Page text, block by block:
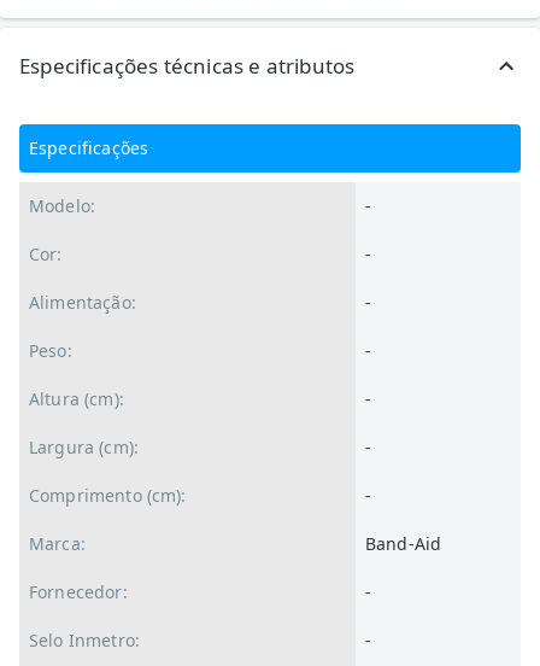
Especificações técnicas e atributos
Especificações
Modelo: -
Cor: -
Alimentação: -
Peso: -
Altura (cm): -
Largura (cm): -
Comprimento (cm): -
Marca: Band-Aid
Fornecedor: -
Selo Inmetro: -